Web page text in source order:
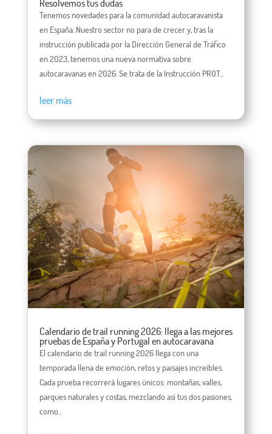
Resolvemos tus dudas
Tenemos novedades para la comunidad autocaravanista
en España. Nuestro sector no para de crecer y, tras la
instrucción publicada por la Dirección General de Tráfico
en 2023, tenemos una nueva normativa sobre
autocaravanas en 2026. Se trata de la Instrucción PROT...
leer más
Calendario de trail running 2026: llega a las mejores
pruebas de España y Portugal en autocaravana
El calendario de trail running 2026 llega con una
temporada llena de emoción, retos y paisajes increíbles.
Cada prueba recorrerá lugares únicos: montañas, valles,
parques naturales y costas, mezclando así tus dos pasiones,
como...